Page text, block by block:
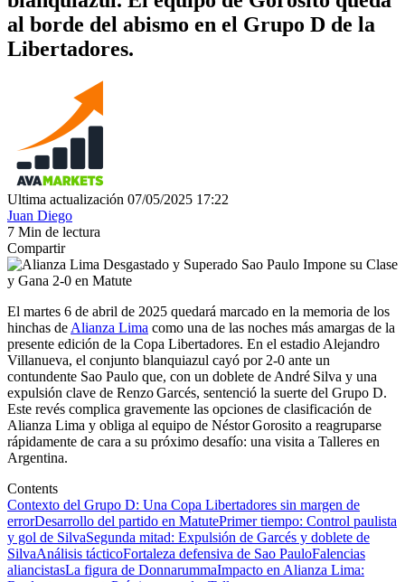
al borde del abismo en el Grupo D de la
Libertadores.
Ultima actualización 07/05/2025 17:22
Juan Diego
7 Min de lectura
Compartir
El martes 6 de abril de 2025 quedará marcado en la memoria de los
hinchas de Alianza Lima como una de las noches más amargas de la
presente edición de la Copa Libertadores. En el estadio Alejandro
Villanueva, el conjunto blanquiazul cayó por 2-0 ante un
contundente Sao Paulo que, con un doblete de André Silva y una
expulsión clave de Renzo Garcés, sentenció la suerte del Grupo D.
Este revés complica gravemente las opciones de clasificación de
Alianza Lima y obliga al equipo de Néstor Gorosito a reagruparse
rápidamente de cara a su próximo desafío: una visita a Talleres en
Argentina.
Contents
Contexto del Grupo D: Una Copa Libertadores sin margen de
errorDesarrollo del partido en MatutePrimer tiempo: Control paulista
y gol de SilvaSegunda mitad: Expulsión de Garcés y doblete de
SilvaAnálisis tácticoFortaleza defensiva de Sao PauloFalencias
aliancistasLa figura de DonnarummaImpacto en Alianza Lima: